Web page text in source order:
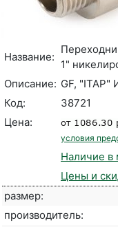
Название:
1"
Описание: GF, "ITAP"
Код:
38721
Цена:
условия
Наличие в
Цены и
размер:
производитель: